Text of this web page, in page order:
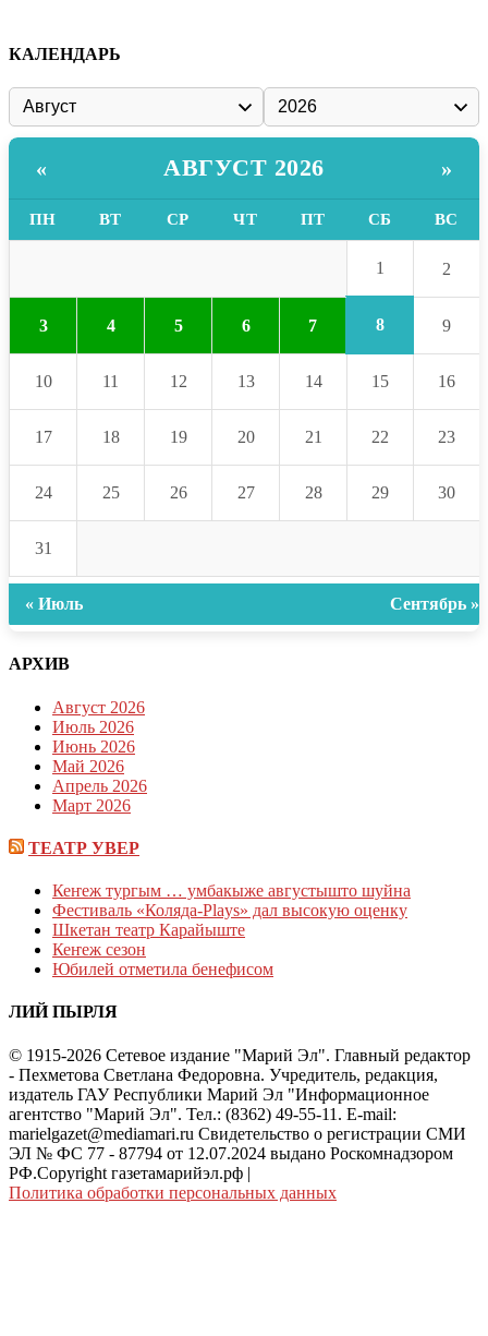
КАЛЕНДАРЬ
« АВГУСТ 2026 »
ПН ВТ СР ЧТ ПТ СБ ВС
1 2
3 4 5 6 7 8 9
10 11 12 13 14 15 16
17 18 19 20 21 22 23
24 25 26 27 28 29 30
31
« Июль Сентябрь »
АРХИВ
Август 2026
Июль 2026
Июнь 2026
Май 2026
Апрель 2026
Март 2026
ТЕАТР УВЕР
Кеҥеж тургым … умбакыже августышто шуйна
Фестиваль «Коляда-Plays» дал высокую оценку
Шкетан театр Карайыште
Кеҥеж сезон
Юбилей отметила бенефисом
ЛИЙ ПЫРЛЯ
© 1915-2026 Сетевое издание "Марий Эл". Главный редактор
- Пехметова Светлана Федоровна. Учредитель, редакция,
издатель ГАУ Республики Марий Эл "Информационное
агентство "Марий Эл". Тел.: (8362) 49-55-11. E-mail:
marielgazet@mediamari.ru Свидетельство о регистрации СМИ
ЭЛ № ФС 77 - 87794 от 12.07.2024 выдано Роскомнадзором
РФ.Copyright газетамарийэл.рф |
Политика обработки персональных данных